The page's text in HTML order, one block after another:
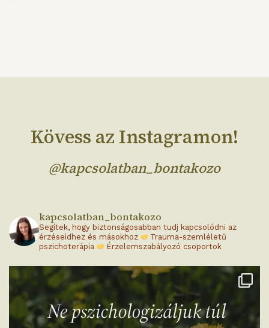
Kövess az Instagramon!
@kapcsolatban_bontakozo
kapcsolatban_bontakozo
Segítek, hogy biztonságosabban tudj kapcsolódni az
érzéseidhez és másokhoz
Trauma-szemléletű
pszichoterápia
Érzelemszabályozó csoportok